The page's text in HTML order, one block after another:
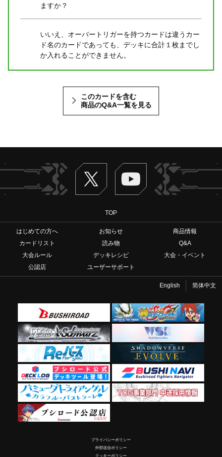
ますか？
いいえ、オーバートリガーを持つカードは違うカー
ド名のカードであっても、デッキに合計１枚までし
か入れることができません。
このカードを含む
商品のQ&A一覧を見る
Twitter ヴァンガードch
TOP
はじめての方へ お知らせ
商品情報
カードリスト
読み物
Q&A
大会ルール
デッキレシピ
大会・イベント
公認店
ユーザーサポート
English 简体中文
プライバシーポリシー
外部送信ポリシー
クッキーポリシー